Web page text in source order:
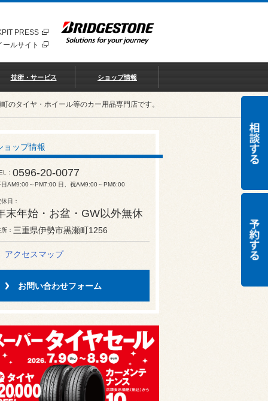
PRESS
ルサイト
技術・サービス ショップ情報
のタイヤ・ホイール等のカー用品専門店です。
ョップ情報
0596-20-0077
日AM9:00～PM7:00 日、祝AM9:00～PM6:00
日
末年始・お盆・GW以外無休
所 三重県伊勢市黒瀬町1256
アクセスマップ
お問い合わせフォーム